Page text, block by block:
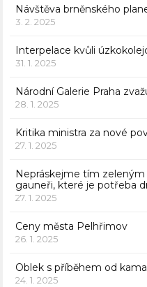
Návštěva brněnského
3. 2. 2025
Interpelace kvůli
31. 1. 2025
Národní Galerie Praha
28. 1. 2025
Kritika ministra za nové
27. 1. 2025
Nepráskejme tím
gauneři, které je potřeba
27. 1. 2025
Ceny města Pelhřimov
26. 1. 2025
Oblek s příběhem od
24. 1. 2025